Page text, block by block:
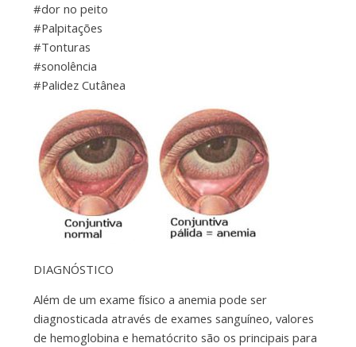
#dor no peito
#Palpitações
#Tonturas
#sonolência
#Palidez Cutânea
DIAGNÓSTICO
Além de um exame físico a anemia pode ser
diagnosticada através de exames sanguíneo, valores
de hemoglobina e hematócrito são os principais para